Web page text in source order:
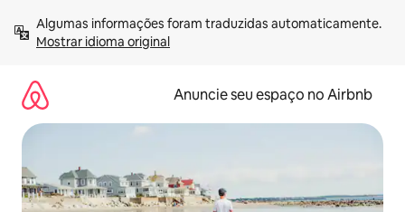
para
Mostrar idioma original
Anuncie seu espaço no Airbnb